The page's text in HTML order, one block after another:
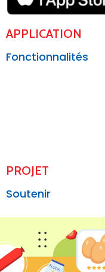
APPLICATION
Fonctionnalités
PROJET
Soutenir